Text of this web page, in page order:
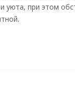
уюта, при этом